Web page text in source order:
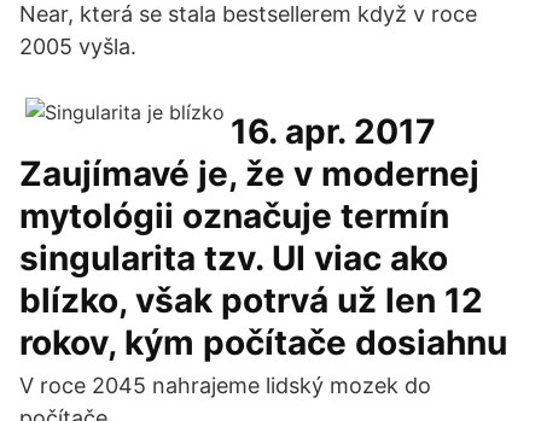
Near, která se stala bestsellerem když v roce
2005 vyšla.
16. apr. 2017
Zaujímavé je, že v modernej
mytológii označuje termín
singularita tzv. UI viac ako
blízko, však potrvá už len 12
rokov, kým počítače dosiahnu
V roce 2045 nahrajeme lidský mozek do